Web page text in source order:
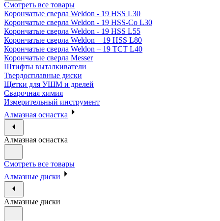
Смотреть все товары
Корончатые сверла Weldon - 19 HSS L30
Корончатые сверла Weldon - 19 HSS-Co L30
Корончатые сверла Weldon - 19 HSS L55
Корончатые сверла Weldon – 19 HSS L80
Корончатые сверла Weldon – 19 TCT L40
Корончатые сверла Messer
Штифты выталкиватели
Твердосплавные диски
Щетки для УШМ и дрелей
Сварочная химия
Измерительный инструмент
Алмазная оснастка
Алмазная оснастка
Смотреть все товары
Алмазные диски
Алмазные диски